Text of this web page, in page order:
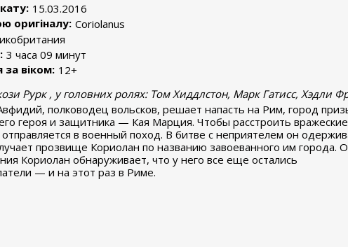
15.03.2016
оригіналу: Coriolanus
3 часа 09 минут
віком: 12+
Рурк , у головних ролях: Том Хиддлстон, Марк Гатисс, Хэдли
полководец вольсков, решает напасть на Рим, город
героя и защитника — Кая Марция. Чтобы расстроить
в военный поход. В битве с неприятелем он
прозвище Кориолан по названию завоеванного им города.
Кориолан обнаруживает, что у него все еще остались
— и на этот раз в Риме.